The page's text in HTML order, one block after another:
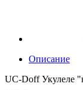
Описание
UC-Doff Укулеле